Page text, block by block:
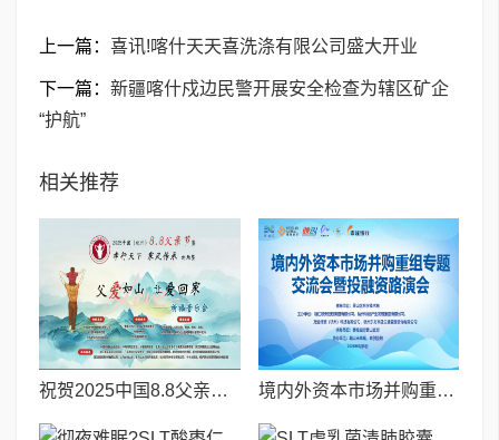
上一篇： 喜讯!喀什天天喜洗涤有限公司盛大开业
下一篇： 新疆喀什戍边民警开展安全检查为辖区矿企
“护航”
相关推荐
祝贺2025中国8.8父亲节“孝行天下家风传承”论坛暨祈福音乐会圆满成功 境内外资本市场并购重组专题交流会暨投融资路演会 深度解析驱动企业资本战略升级